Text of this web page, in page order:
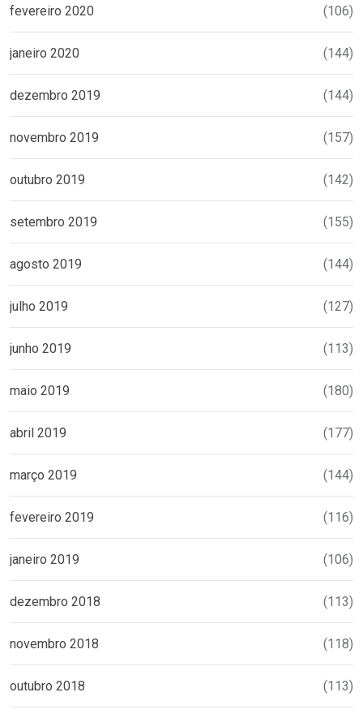
fevereiro 2020 (106)
janeiro 2020 (144)
dezembro 2019 (144)
novembro 2019 (157)
outubro 2019 (142)
setembro 2019 (155)
agosto 2019 (144)
julho 2019 (127)
junho 2019 (113)
maio 2019 (180)
abril 2019 (177)
março 2019 (144)
fevereiro 2019 (116)
janeiro 2019 (106)
dezembro 2018 (113)
novembro 2018 (118)
outubro 2018 (113)